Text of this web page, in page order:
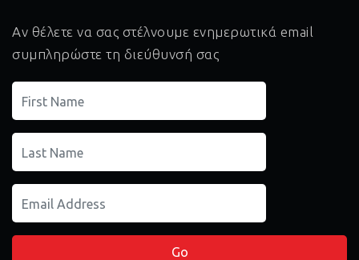
Αν θέλετε να σας στέλνουμε ενημερωτικά email
συμπληρώστε τη διεύθυνσή σας